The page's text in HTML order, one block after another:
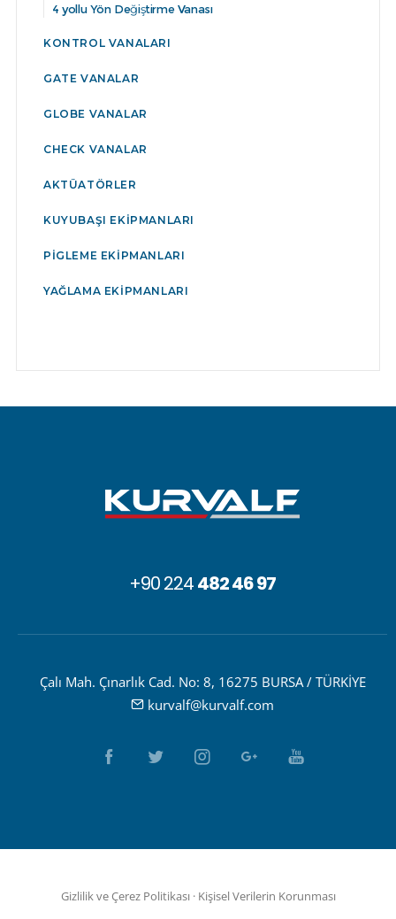
4 yollu Yön Değiştirme Vanası
KONTROL VANALARI
GATE VANALAR
GLOBE VANALAR
CHECK VANALAR
AKTÜATÖRLER
KUYUBAŞI EKIPMANLARI
PIGLEME EKIPMANLARI
YAĞLAMA EKIPMANLARI
+90 224482 46 97
Çalı Mah. Çınarlık Cad. No: 8, 16275 BURSA / TÜRKİYE
kurvalf@kurvalf.com
Gizlilik ve Çerez Politikası · Kişisel Verilerin Korunması